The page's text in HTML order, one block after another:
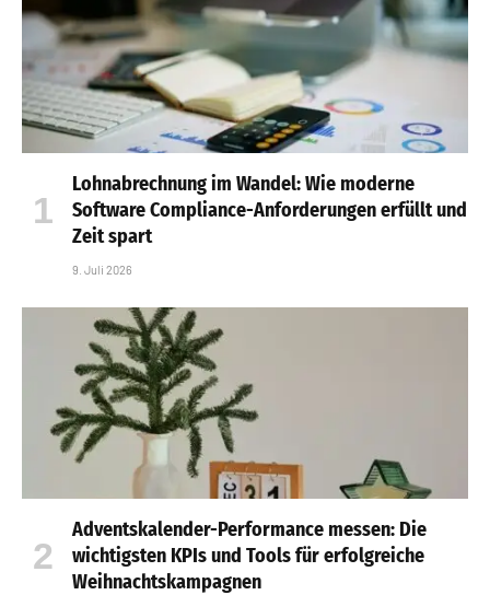
Lohnabrechnung im Wandel: Wie moderne
Software Compliance-Anforderungen erfüllt und
Zeit spart
9. Juli 2026
Adventskalender-Performance messen: Die
wichtigsten KPIs und Tools für erfolgreiche
Weihnachtskampagnen